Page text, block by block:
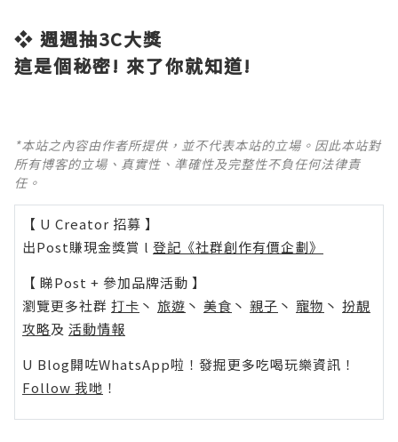
❖ 週週抽3C大獎
這是個秘密! 來了你就知道!
*本站之內容由作者所提供，並不代表本站的立場。因此本站對
所有博客的立場、真實性、準確性及完整性不負任何法律責
任。
【 U Creator 招募 】
出Post賺現金獎賞 l 登記《社群創作有價企劃》
【 睇Post + 參加品牌活動 】
瀏覽更多社群 打卡 丶 旅遊 丶 美食 丶 親子 丶 寵物 丶 扮靚
攻略及 活動情報
U Blog開咗WhatsApp啦！發掘更多吃喝玩樂資訊！
Follow 我哋 ！